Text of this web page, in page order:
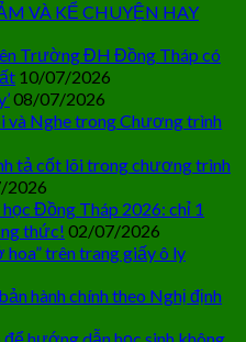
VÀ KỂ CHUYỆN HAY
Trường ĐH Đồng Tháp có
10/07/2026
08/07/2026
và Nghe trong Chương trình
tả cốt lõi trong chương trình
2026
Đồng Tháp 2026: chỉ 1
thức! 02/07/2026
hoa” trên trang giấy ô ly
hành chính theo Nghị định